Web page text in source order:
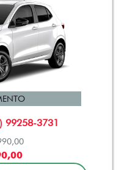
99258-3731